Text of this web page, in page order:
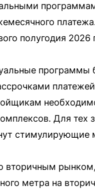
полугодия
программы
Для тех
стимулирующие
метра на